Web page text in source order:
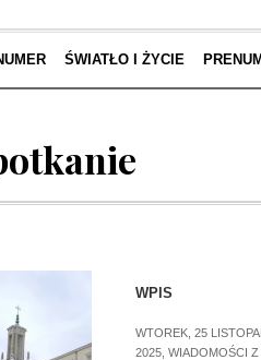
ŚWIATŁO I ŻYCIE
WPIS
WTOREK, 25
2025, WIADOMOŚCI